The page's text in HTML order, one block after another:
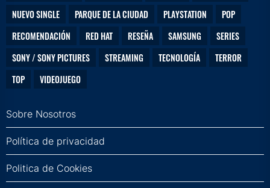
NUEVO SINGLE
PARQUE DE LA CIUDAD PLAYSTATION
POP
RECOMENDACIÓN
RED HAT RESEÑA SAMSUNG
SERIES
SONY / SONY PICTURES
STREAMING TECNOLOGÍA
TERROR
TOP
VIDEOJUEGO
Sobre Nosotros
Política de privacidad
Politica de Cookies